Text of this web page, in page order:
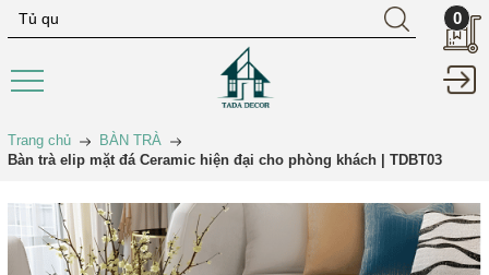
0
Trang chủ
BÀN TRÀ
Bàn trà elip mặt đá Ceramic hiện đại cho phòng khách | TDBT03